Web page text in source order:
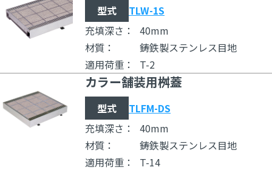
型式
TLW-1S
充填深さ：
40mm
材質：
鋳鉄製ステンレス目地
適用荷重：
T-2
カラー舗装用桝蓋
型式
TLFM-DS
充填深さ：
40mm
材質：
鋳鉄製ステンレス目地
適用荷重：
T-14